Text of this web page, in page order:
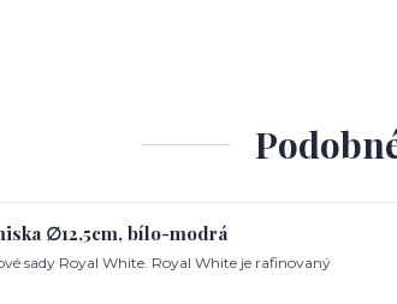
∅12,5cm, bílo-modrá
sady Royal White. Royal White je rafinovaný